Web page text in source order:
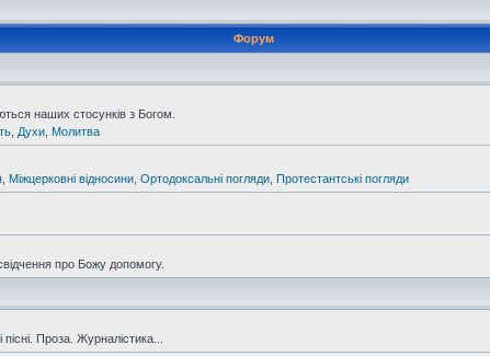
Форум
наших стосунків з Богом.
Духи Молитва
Міжцерковні відносини Ортодоксальні погляди Протестантські погляди
про Божу допомогу.
Проза. Журналістика...